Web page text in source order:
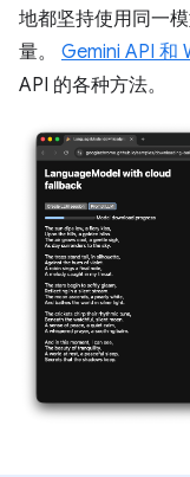
地都坚持使用同一
量。 Gemini API 和
API 的各种方法。